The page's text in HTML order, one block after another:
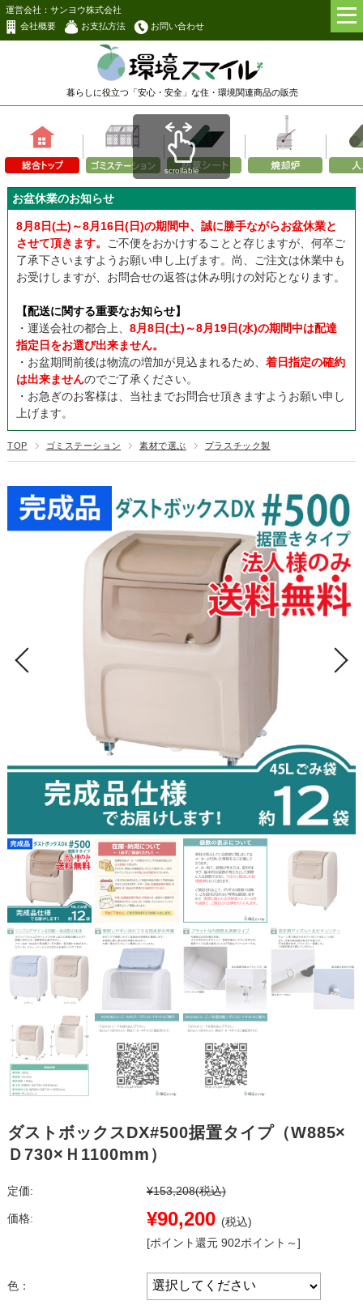
運営会社：サンヨウ株式会社
会社概要
お支払方法 お問い合わせ
暮らしに役立つ「安心・安全」な住・環境関連商品の販売
scrollable
お盆休業のお知らせ
8月8日(土)～8月16日(日)の期間中、誠に勝手ながらお盆休業と
させて頂きます。
ご不便をおかけすることと存じますが、何卒ご
了承下さいますようお願い申し上げます。尚、ご注文は休業中も
お受けしますが、お問合せの返答は休み明けの対応となります。
【配送に関する重要なお知らせ】
・運送会社の都合上、 8月8日(土)～8月19日(水)の期間中は配達
指定日をお選び出来ません。
・お盆期間前後は物流の増加が見込まれるため、 着日指定の確約
は出来ませんのでご了承ください。
・お急ぎのお客様は、当社までお問合せ頂きますようお願い申し
上げます。
TOP ゴミステーション 素材で選ぶ プラスチック製
ダストボックスDX#500据置タイプ（W885×
Ｄ730×Ｈ1100mm）
定価: ¥153,208(税込)
価格: ¥90,200 (税込)
[ポイント還元 902ポイント～]
色：